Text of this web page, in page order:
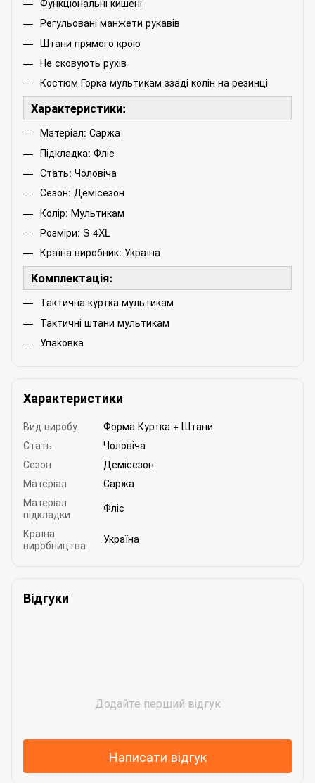
Регульовані манжети рукавів
Штани прямого крою
Не сковують рухів
Костюм Горка мультикам ззаді колін на резинці
Характеристики:
Матеріал: Саржа
Підкладка: Фліс
Стать: Чоловіча
Сезон: Демісезон
Колір: Мультикам
Розміри: S-4XL
Країна виробник: Україна
Комплектація:
Тактична куртка мультикам
Тактичні штани мультикам
Упаковка
Характеристики
Вид виробу
Форма Куртка + Штани
Стать
Чоловіча
Сезон
Демісезон
Матеріал
Саржа
Матеріал
підкладки
Фліс
Країна
виробництва
Україна
Відгуки
Додайте перший відгук
Написати відгук